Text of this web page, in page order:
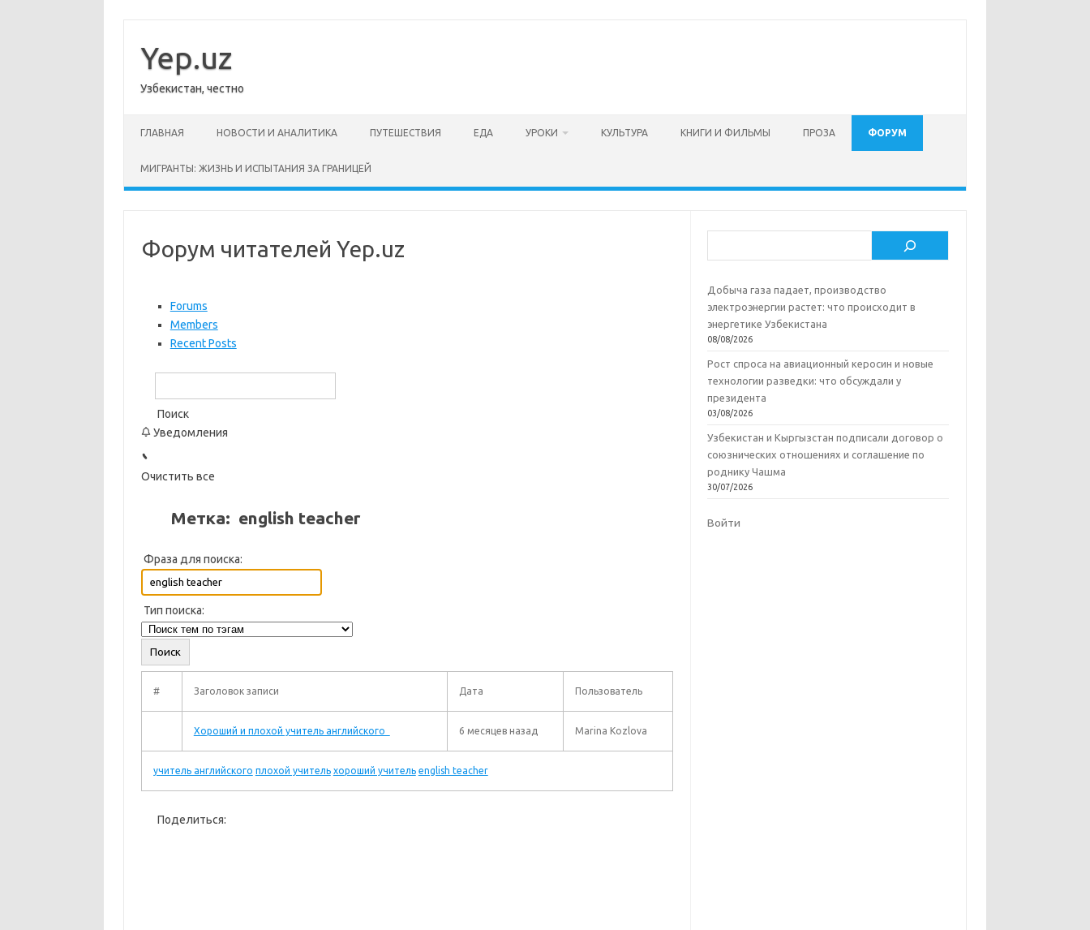
содержимому
Yep.uz
Узбекистан, честно
ГЛАВНАЯ НОВОСТИ И АНАЛИТИКА ПУТЕШЕСТВИЯ ЕДА УРОКИ КУЛЬТУРА КНИГИ И ФИЛЬМЫ ПРОЗА ФОРУМ
МИГРАНТЫ: ЖИЗНЬ И ИСПЫТАНИЯ ЗА ГРАНИЦЕЙ
Форум читателей Yep.uz
Forums
Members
Recent Posts
Поиск
Уведомления
Очистить все
Метка: english teacher
Фраза для поиска:
Тип поиска:
# Заголовок записи Дата Пользователь
Хороший и плохой учитель английского 6 месяцев назад Marina Kozlova
учитель английского плохой учитель хороший учитель english teacher
Поделиться:
Добыча газа падает, производство
электроэнергии растет: что происходит в
энергетике Узбекистана
08/08/2026
Рост спроса на авиационный керосин и новые
технологии разведки: что обсуждали у
президента
03/08/2026
Узбекистан и Кыргызстан подписали договор о
союзнических отношениях и соглашение по
роднику Чашма
30/07/2026
Войти